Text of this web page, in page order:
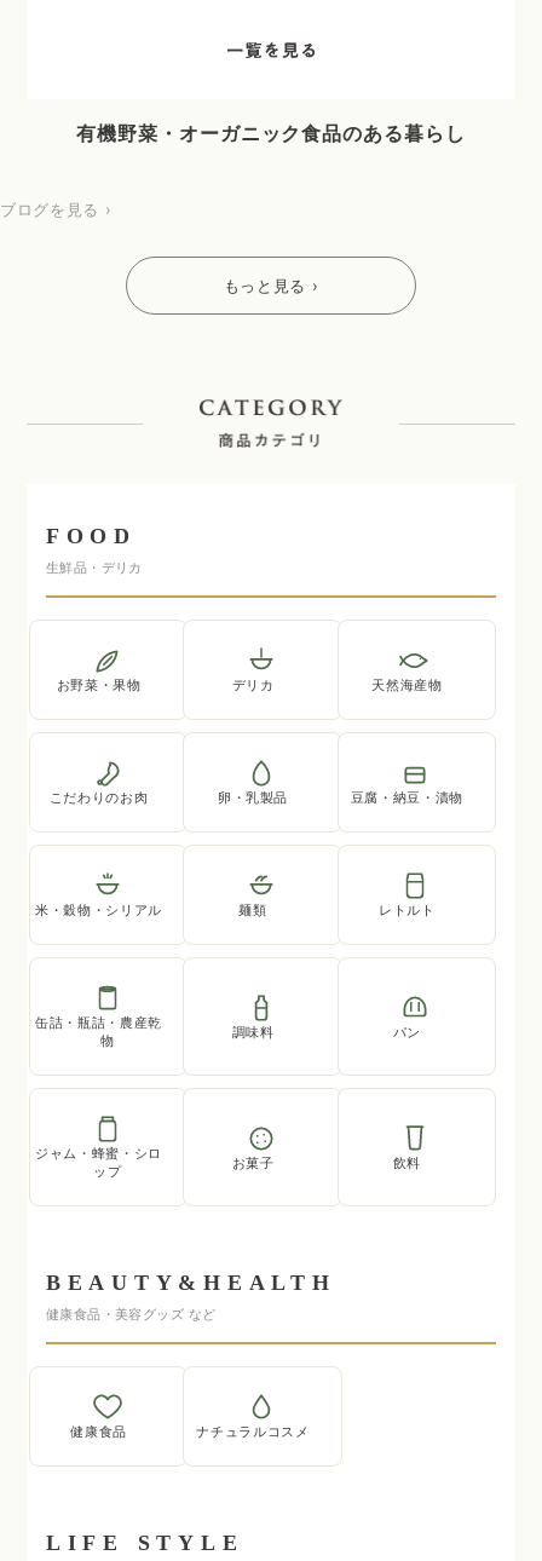
有機野菜・オーガニック食品のある暮らし
ブログを見る ›
もっと見る ›
FOOD
生鮮品・デリカ
お野菜・果物 デリカ 天然海産物
こだわりのお肉 卵・乳製品 豆腐・納豆・漬物
米・穀物・シリアル 麺類 レトルト
缶詰・瓶詰・農産乾
物
調味料 パン
ジャム・蜂蜜・シロ
ップ
お菓子 飲料
BEAUTY&HEALTH
健康食品・美容グッズ など
健康食品 ナチュラルコスメ
LIFE STYLE